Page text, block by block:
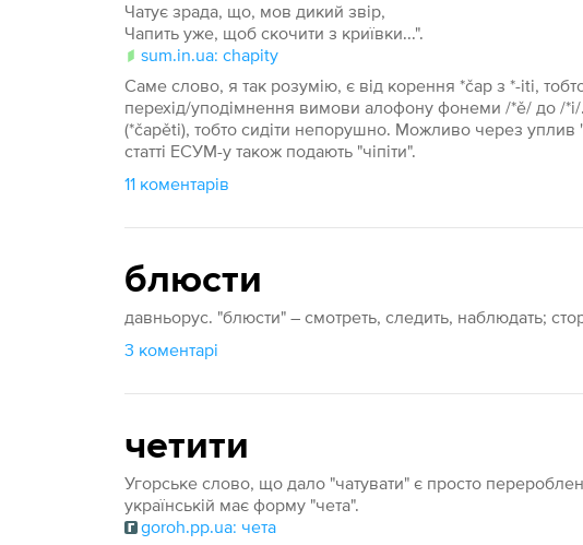
Чатує зрада, що, мов дикий звір,
Чапить уже, щоб скочити з криївки...".
sum.in.ua: chapity
Саме слово, я так розумію, є від корення *čap з *-iti,
перехід/уподімнення вимови алофону фонеми /*ě/ до /*i/.
(*čapěti), тобто сидіти непорушно. Можливо через уплив
статті ЕСУМ-у також подають "чіпіти".
11 коментарів
блюсти
давньорус. "блюсти" – смотреть, следить, наблюдать;
3 коментарі
четити
Угорське слово, що дало "чатувати" є просто
українській має форму "чета".
goroh.pp.ua: чета